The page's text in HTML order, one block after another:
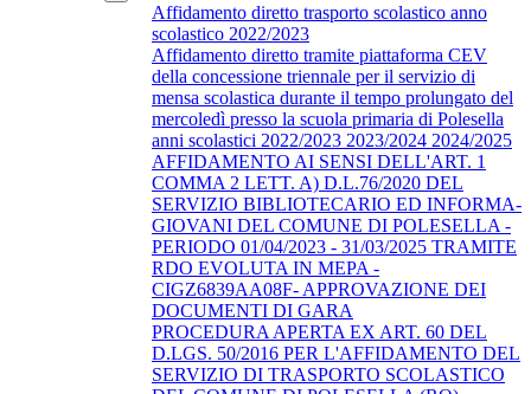
Affidamento diretto trasporto scolastico anno
scolastico 2022/2023
Affidamento diretto tramite piattaforma CEV
della concessione triennale per il servizio di
mensa scolastica durante il tempo prolungato del
mercoledì presso la scuola primaria di Polesella
anni scolastici 2022/2023 2023/2024 2024/2025
AFFIDAMENTO AI SENSI DELL'ART. 1
COMMA 2 LETT. A) D.L.76/2020 DEL
SERVIZIO BIBLIOTECARIO ED INFORMA-
GIOVANI DEL COMUNE DI POLESELLA -
PERIODO 01/04/2023 - 31/03/2025 TRAMITE
RDO EVOLUTA IN MEPA -
CIGZ6839AA08F- APPROVAZIONE DEI
DOCUMENTI DI GARA
PROCEDURA APERTA EX ART. 60 DEL
D.LGS. 50/2016 PER L'AFFIDAMENTO DEL
SERVIZIO DI TRASPORTO SCOLASTICO